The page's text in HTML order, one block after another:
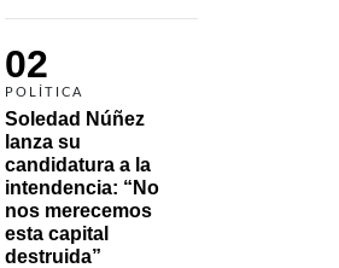
02
POLÍTICA
Soledad Núñez
lanza su
candidatura a la
intendencia: “No
nos merecemos
esta capital
destruida”